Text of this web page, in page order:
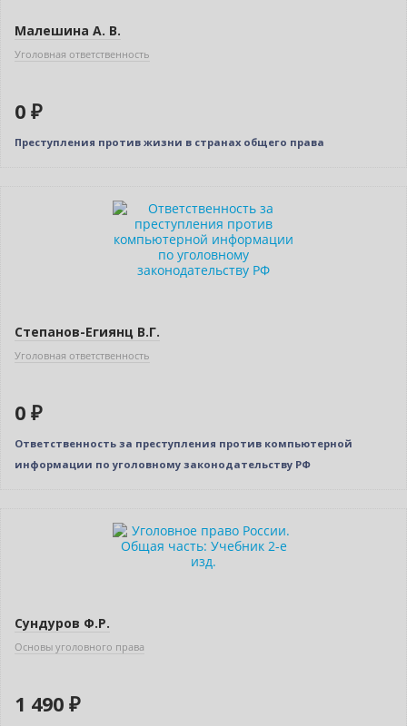
Малешина А. В.
Уголовная ответственность
0 ₽
Преступления против жизни в странах общего права
Степанов-Егиянц В.Г.
Уголовная ответственность
0 ₽
Ответственность за преступления против компьютерной
информации по уголовному законодательству РФ
Сундуров Ф.Р.
Основы уголовного права
1 490 ₽